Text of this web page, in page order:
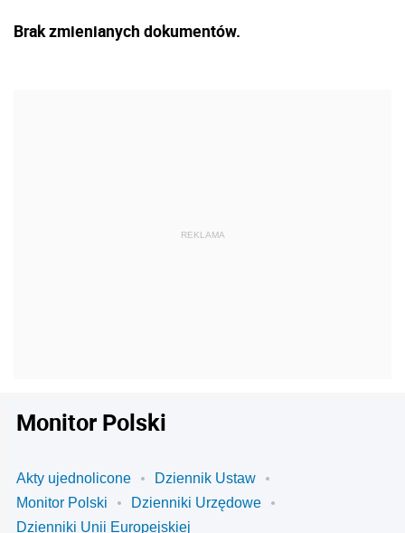
Brak zmienianych dokumentów.
Monitor Polski
Akty ujednolicone
Dziennik Ustaw
Monitor Polski
Dzienniki Urzędowe
Dzienniki Unii Europejskiej